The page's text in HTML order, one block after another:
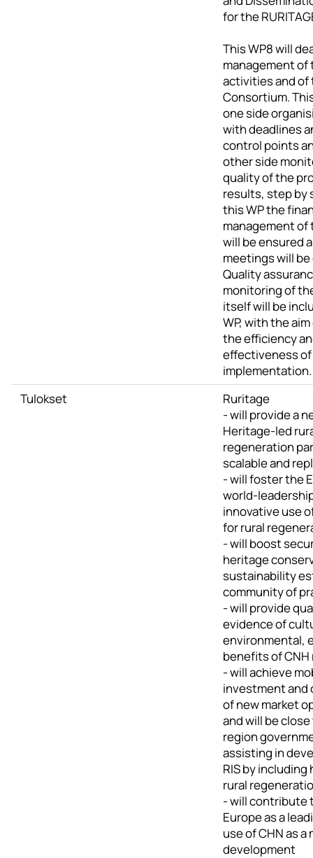
for the
This WP8 will
management
activities and of
Consortium.
one side
with deadlines
control points
other side
quality of the
results, step by
this WP the
management
will be ensured
meetings will
Quality
monitoring of
itself will be
WP, with the
the efficiency
effectiveness
implementation.
Tulokset
Ruritage
- will provide a
Heritage-led
regeneration
scalable and
- will foster the
world-
innovative use
for rural
- will boost
heritage
sustainability
community of
- will provide
evidence of
environmental,
benefits of CNH
- will achieve
investment and
of new market
and will be
region
assisting in
RIS by
rural
- will contribute
Europe as a
use of CHN as a
development